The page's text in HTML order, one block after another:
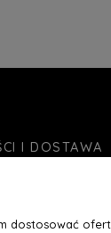
I DOSTAWA